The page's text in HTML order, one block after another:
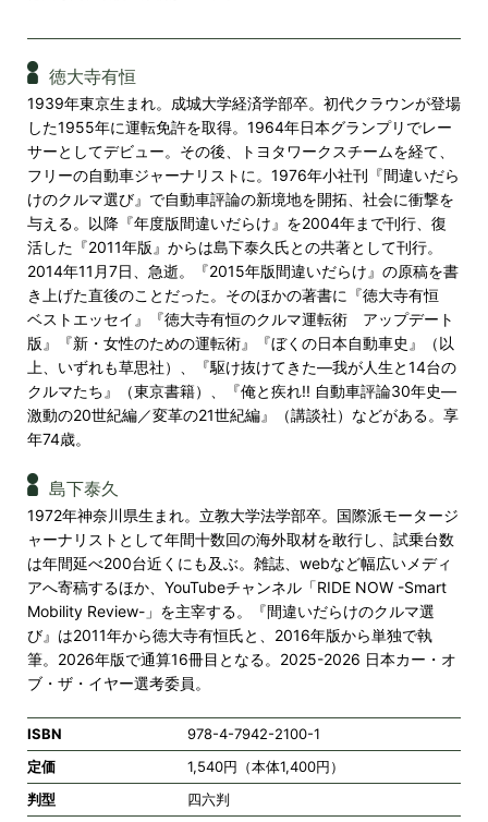
徳大寺有恒
1939年東京生まれ。成城大学経済学部卒。初代クラウンが登場
した1955年に運転免許を取得。1964年日本グランプリでレー
サーとしてデビュー。その後、トヨタワークスチームを経て、
フリーの自動車ジャーナリストに。1976年小社刊『間違いだら
けのクルマ選び』で自動車評論の新境地を開拓、社会に衝撃を
与える。以降『年度版間違いだらけ』を2004年まで刊行、復
活した『2011年版』からは島下泰久氏との共著として刊行。
2014年11月7日、急逝。『2015年版間違いだらけ』の原稿を書
き上げた直後のことだった。そのほかの著書に『徳大寺有恒
ベストエッセイ』『徳大寺有恒のクルマ運転術 アップデート
版』『新・女性のための運転術』『ぼくの日本自動車史』（以
上、いずれも草思社）、『駆け抜けてきた―我が人生と14台の
クルマたち』（東京書籍）、『俺と疾れ!! 自動車評論30年史―
激動の20世紀編／変革の21世紀編』（講談社）などがある。享
年74歳。
島下泰久
1972年神奈川県生まれ。立教大学法学部卒。国際派モータージ
ャーナリストとして年間十数回の海外取材を敢行し、試乗台数
は年間延べ200台近くにも及ぶ。雑誌、webなど幅広いメディ
アへ寄稿するほか、YouTubeチャンネル「RIDE NOW -Smart
Mobility Review-」を主宰する。『間違いだらけのクルマ選
び』は2011年から徳大寺有恒氏と、2016年版から単独で執
筆。2026年版で通算16冊目となる。2025-2026 日本カー・オ
ブ・ザ・イヤー選考委員。
ISBN
978-4-7942-2100-1
定価
1,540円（本体1,400円）
判型
四六判